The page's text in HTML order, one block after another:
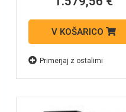
V KOŠARICO
Primerjaj z ostalimi